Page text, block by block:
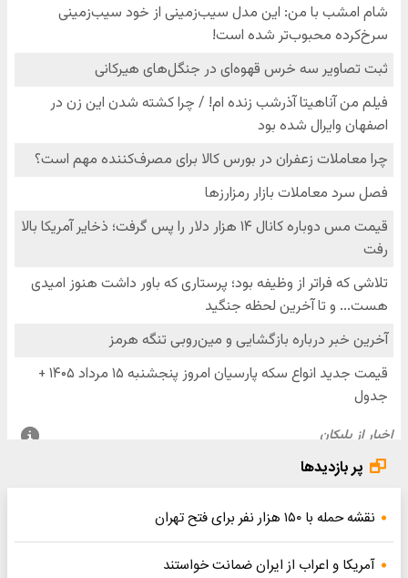
پر بازدیدها
نقشه حمله با ۱۵۰ هزار نفر برای فتح تهران
آمریکا و اعراب از ایران ضمانت خواستند